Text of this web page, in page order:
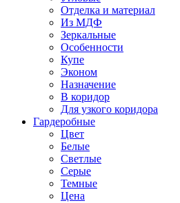
Отделка и материал
Из МДФ
Зеркальные
Особенности
Купе
Эконом
Назначение
В коридор
Для узкого коридора
Гардеробные
Цвет
Белые
Светлые
Серые
Темные
Цена